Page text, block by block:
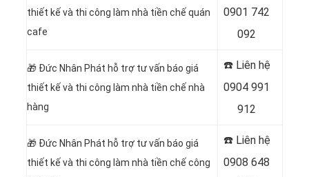
thiết kế và thi công làm nhà tiền chế quán
cafe
0901 742
092
🎁 Đức Nhân Phát hỗ trợ tư vấn báo giá
thiết kế và thi công làm nhà tiền chế nhà
hàng
☎️ Liên hệ
0904 991
912
🎁 Đức Nhân Phát hỗ trợ tư vấn báo giá
thiết kế và thi công làm nhà tiền chế công
☎️ Liên hệ
0908 648